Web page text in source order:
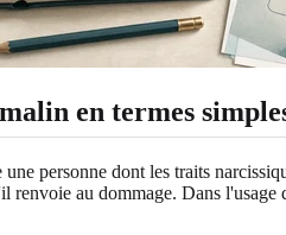
en termes
personne dont les traits
au dommage. Dans l'usage